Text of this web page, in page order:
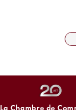
La Chambre de